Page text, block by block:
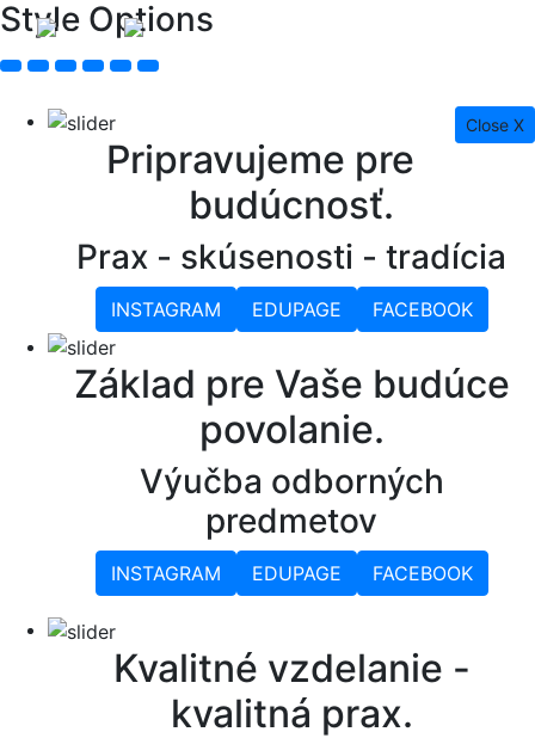
Style Options
Close X
Pripravujeme pre
budúcnosť.
Prax - skúsenosti - tradícia
INSTAGRAM EDUPAGE FACEBOOK
Základ pre Vaše budúce
povolanie.
Výučba odborných
predmetov
INSTAGRAM EDUPAGE FACEBOOK
Kvalitné vzdelanie -
kvalitná prax.